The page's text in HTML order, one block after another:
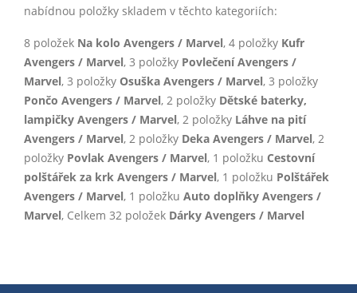
nabídnou položky skladem v těchto kategoriích:
8 položek Na kolo Avengers / Marvel, 4 položky Kufr
Avengers / Marvel, 3 položky Povlečení Avengers /
Marvel, 3 položky Osuška Avengers / Marvel, 3 položky
Pončo Avengers / Marvel, 2 položky Dětské baterky,
lampičky Avengers / Marvel, 2 položky Láhve na pití
Avengers / Marvel, 2 položky Deka Avengers / Marvel, 2
položky Povlak Avengers / Marvel, 1 položku Cestovní
polštářek za krk Avengers / Marvel, 1 položku Polštářek
Avengers / Marvel, 1 položku Auto doplňky Avengers /
Marvel, Celkem 32 položek Dárky Avengers / Marvel